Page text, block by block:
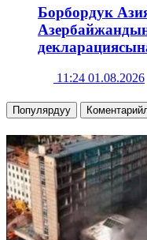
Борбордук
11:24 01.08.2026
Популярдуу